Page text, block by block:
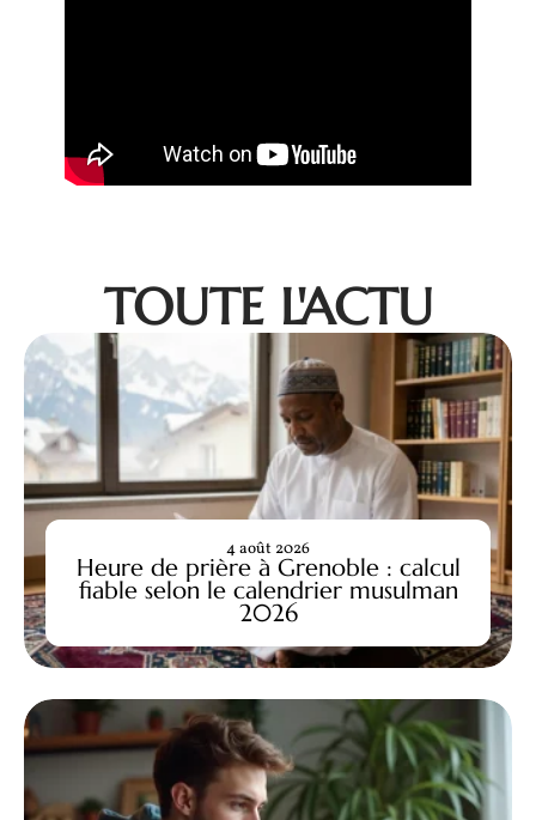
TOUTE L'ACTU
Heure de prière à Grenoble : calcul
fiable selon le calendrier musulman
2026
4 août 2026